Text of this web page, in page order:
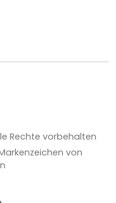
Rechte vorbehalten
von